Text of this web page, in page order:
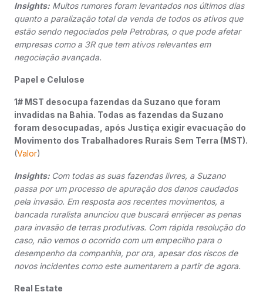
Insights: Muitos rumores foram levantados nos últimos dias
quanto a paralização total da venda de todos os ativos que
estão sendo negociados pela Petrobras, o que pode afetar
empresas como a 3R que tem ativos relevantes em
negociação avançada.
Papel e Celulose
1# MST desocupa fazendas da Suzano que foram
invadidas na Bahia. Todas as fazendas da Suzano
foram desocupadas, após Justiça exigir evacuação do
Movimento dos Trabalhadores Rurais Sem Terra (MST).
(Valor)
Insights: Com todas as suas fazendas livres, a Suzano
passa por um processo de apuração dos danos caudados
pela invasão. Em resposta aos recentes movimentos, a
bancada ruralista anunciou que buscará enrijecer as penas
para invasão de terras produtivas. Com rápida resolução do
caso, não vemos o ocorrido com um empecilho para o
desempenho da companhia, por ora, apesar dos riscos de
novos incidentes como este aumentarem a partir de agora.
Real Estate